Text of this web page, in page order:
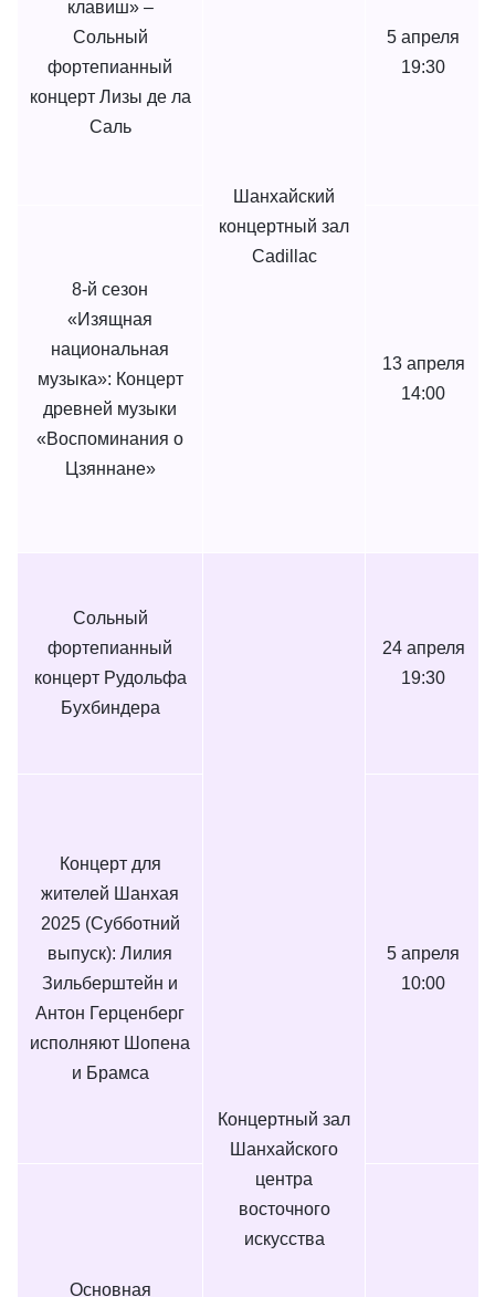
клавиш» –
Сольный
фортепианный
концерт Лизы де ла
Саль
Шанхайский
концертный зал
Cadillac
5 апреля
19:30
8-й сезон
«Изящная
национальная
музыка»: Концерт
древней музыки
«Воспоминания о
Цзяннане»
13 апреля
14:00
Сольный
фортепианный
концерт Рудольфа
Бухбиндера
Концертный зал
Шанхайского
центра
восточного
искусства
24 апреля
19:30
Концерт для
жителей Шанхая
2025 (Субботний
выпуск): Лилия
Зильберштейн и
Антон Герценберг
исполняют Шопена
и Брамса
5 апреля
10:00
Основная